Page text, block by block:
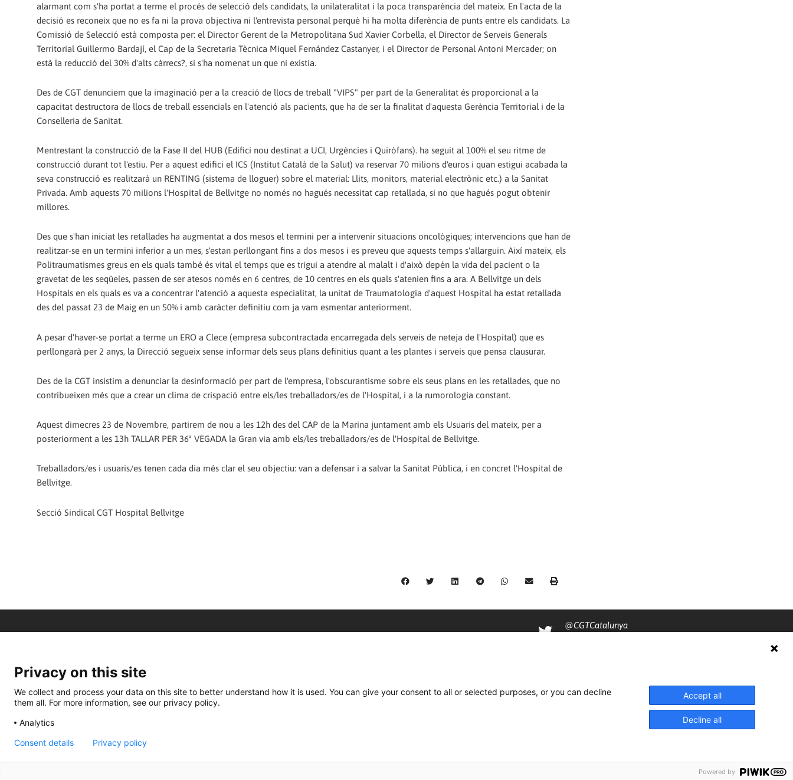
alarmant com s'ha portat a terme el procés de selecció dels candidats, la unilateralitat i la poca transparència del mateix. En l'acta de la
decisió es reconeix que no es fa ni la prova objectiva ni l'entrevista personal perquè hi ha molta diferència de punts entre els candidats. La
Comissió de Selecció està composta per: el Director Gerent de la Metropolitana Sud Xavier Corbella, el Director de Serveis Generals
Territorial Guillermo Bardají, el Cap de la Secretaria Tècnica Miquel Fernández Castanyer, i el Director de Personal Antoni Mercader; on
està la reducció del 30% d'alts càrrecs?, si s'ha nomenat un que ni existia.
Des de CGT denunciem que la imaginació per a la creació de llocs de treball "VIPS" per part de la Generalitat és proporcional a la
capacitat destructora de llocs de treball essencials en l'atenció als pacients, que ha de ser la finalitat d'aquesta Gerència Territorial i de la
Conselleria de Sanitat.
Mentrestant la construcció de la Fase II del HUB (Edifici nou destinat a UCI, Urgències i Quiròfans). ha seguit al 100% el seu ritme de
construcció durant tot l'estiu. Per a aquest edifici el ICS (Institut Català de la Salut) va reservar 70 milions d'euros i quan estigui acabada la
seva construcció es realitzarà un RENTING (sistema de lloguer) sobre el material: Llits, monitors, material electrònic etc.) a la Sanitat
Privada. Amb aquests 70 milions l'Hospital de Bellvitge no només no hagués necessitat cap retallada, si no que hagués pogut obtenir
millores.
Des que s'han iniciat les retallades ha augmentat a dos mesos el termini per a intervenir situacions oncològiques; intervencions que han de
realitzar-se en un termini inferior a un mes, s'estan perllongant fins a dos mesos i es preveu que aquests temps s'allarguin. Així mateix, els
Politraumatismes greus en els quals també és vital el temps que es trigui a atendre al malalt i d'això depèn la vida del pacient o la
gravetat de les seqüeles, passen de ser atesos només en 6 centres, de 10 centres en els quals s'atenien fins a ara. A Bellvitge un dels
Hospitals en els quals es va a concentrar l'atenció a aquesta especialitat, la unitat de Traumatologia d'aquest Hospital ha estat retallada
des del passat 23 de Maig en un 50% i amb caràcter definitiu com ja vam esmentar anteriorment.
A pesar d'haver-se portat a terme un ERO a Clece (empresa subcontractada encarregada dels serveis de neteja de l'Hospital) que es
perllongarà per 2 anys, la Direcció segueix sense informar dels seus plans definitius quant a les plantes i serveis que pensa clausurar.
Des de la CGT insistim a denunciar la desinformació per part de l'empresa, l'obscurantisme sobre els seus plans en les retallades, que no
contribueixen més que a crear un clima de crispació entre els/les treballadors/es de l'Hospital, i a la rumorologia constant.
Aquest dimecres 23 de Novembre, partirem de nou a les 12h des del CAP de la Marina juntament amb els Usuaris del mateix, per a
posteriorment a les 13h TALLAR PER 36ª VEGADA la Gran via amb els/les treballadors/es de l'Hospital de Bellvitge.
Treballadors/es i usuaris/es tenen cada dia més clar el seu objectiu: van a defensar i a salvar la Sanitat Pública, i en concret l'Hospital de
Bellvitge.
Secció Sindical CGT Hospital Bellvitge
@CGTCatalunya
cgtcatalunya
Desenvolupat per
Privacy on this site
We collect and process your data on this site to better understand how it is used. You can give your consent to all or selected purposes, or you can decline
them all. For more information, see our privacy policy.
Analytics
Accept all
Decline all
Consent details Privacy policy
Powered by